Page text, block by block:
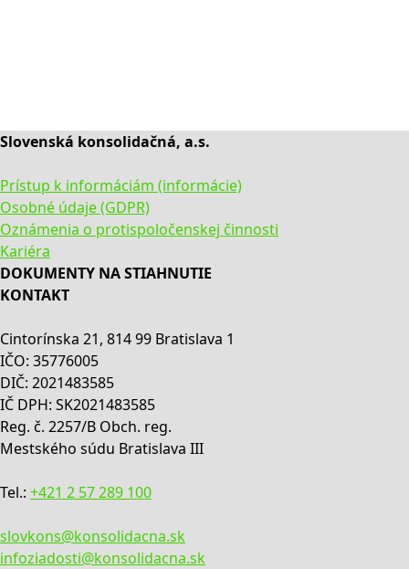
Slovenská konsolidačná, a.s.
Prístup k informáciám (informácie)
Osobné údaje (GDPR)
Oznámenia o protispoločenskej činnosti
Kariéra
DOKUMENTY NA STIAHNUTIE
KONTAKT
Cintorínska 21, 814 99 Bratislava 1
IČO: 35776005
DIČ: 2021483585
IČ DPH: SK2021483585
Reg. č. 2257/B Obch. reg.
Mestského súdu Bratislava III
Tel.: +421 2 57 289 100
slovkons@konsolidacna.sk
infoziadosti@konsolidacna.sk